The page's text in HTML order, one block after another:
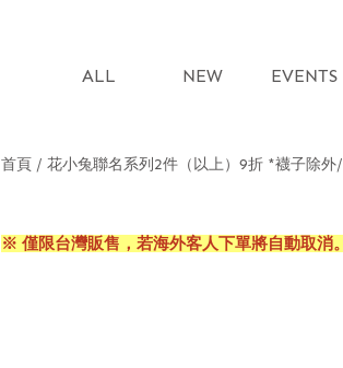
ALL NEW EVENTS
首頁 花小兔聯名系列2件（以上）9折 *襪子除外
※ 僅限台灣販售，若海外客人下單將自動取消。